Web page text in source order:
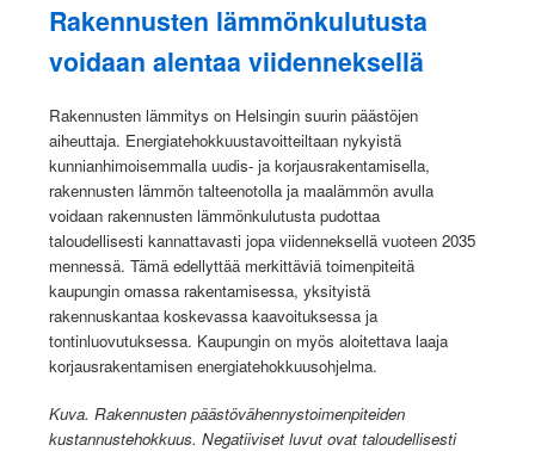
Rakennusten lämmönkulutusta
voidaan alentaa viidenneksellä
Rakennusten lämmitys on Helsingin suurin päästöjen
aiheuttaja. Energiatehokkuustavoitteiltaan nykyistä
kunnianhimoisemmalla uudis- ja korjausrakentamisella,
rakennusten lämmön talteenotolla ja maalämmön avulla
voidaan rakennusten lämmönkulutusta pudottaa
taloudellisesti kannattavasti jopa viidenneksellä vuoteen 2035
mennessä. Tämä edellyttää merkittäviä toimenpiteitä
kaupungin omassa rakentamisessa, yksityistä
rakennuskantaa koskevassa kaavoituksessa ja
tontinluovutuksessa. Kaupungin on myös aloitettava laaja
korjausrakentamisen energiatehokkuusohjelma.
Kuva. Rakennusten päästövähennystoimenpiteiden
kustannustehokkuus. Negatiiviset luvut ovat taloudellisesti